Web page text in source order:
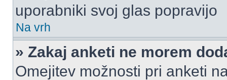
uporabniki svoj glas popravijo
Na vrh
» Zakaj anketi ne morem
Omejitev možnosti pri anketi